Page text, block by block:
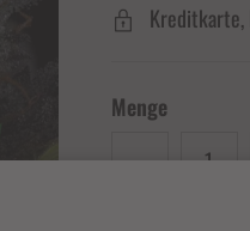
Kreditkarte,
Menge